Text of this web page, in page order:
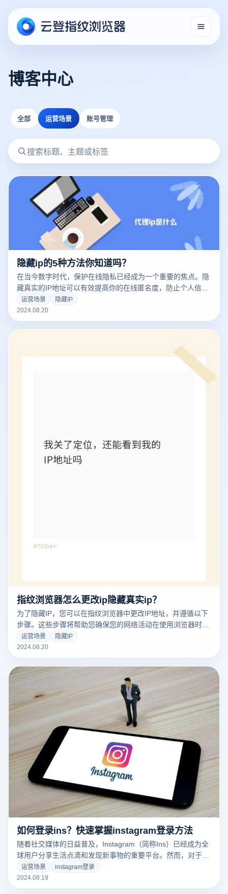
博客中心
全部 运营场景 账号管理
隐藏ip的5种方法你知道吗？
在当今数字时代，保护在线隐私已经成为一个重要的焦点。隐
藏真实的IP地址可以有效提高你的在线匿名度，防止个人信息
被跟踪或泄露。隐藏IP地址有五种常见的方法，每种方法都有
自己独特的优点和使用场景。通过了解和应用这些方法，你可
以更好地保护你的网络隐私。
运营场景
隐藏IP
2024.08.20
指纹浏览器怎么更改ip隐藏真实ip？
为了隐藏IP，您可以在指纹浏览器中更改IP地址，并遵循以下
步骤。这些步骤将帮助您确保您的网络活动在使用浏览器时不
会泄露您的真实身份或位置。请注意，使用这些技术应遵循合
法用途和相关法律法规。
运营场景
隐藏IP
2024.08.20
如何登录ins？快速掌握instagram登录方法
随着社交媒体的日益普及，Instagram（简称Ins）已经成为全
球用户分享生活点滴和发现新事物的重要平台。然而，对于新
用户或因各种原因无法顺利登录的用户来说，掌握正确的登录
方法显得尤为重要。本文将带你快速了解Instagram登录流
运营场景
instagram登录
2024.08.19